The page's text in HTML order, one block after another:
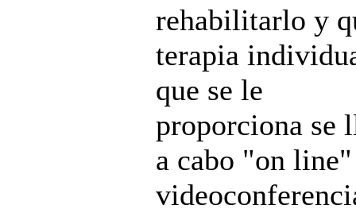
rehabilitarlo y
terapia
que se le
proporciona se
a cabo "on